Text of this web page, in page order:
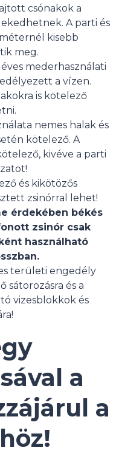
csónakok a
A parti és
kisebb
meg.
éves mederhasználati
a vízen.
is kötelező
nemes halak és
kötelező. A
kivéve a parti
és kikötözős
zsinórral lehet!
érdekében békés
zsinór csak
használható
területi engedély
sátorozásra és a
vizesblokkok és
a
a